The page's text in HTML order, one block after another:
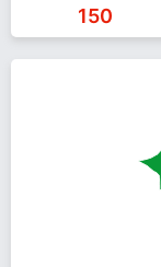
CHP ile 31 Mart
ilgili daha fazla
edin.
150